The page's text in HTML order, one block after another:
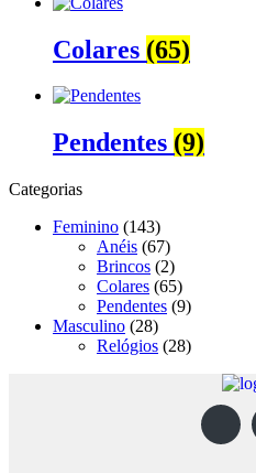
Colares (65)
Pendentes (9)
Categorias
Feminino (143)
Anéis (67)
Brincos (2)
Colares (65)
Pendentes (9)
Masculino (28)
Relógios (28)